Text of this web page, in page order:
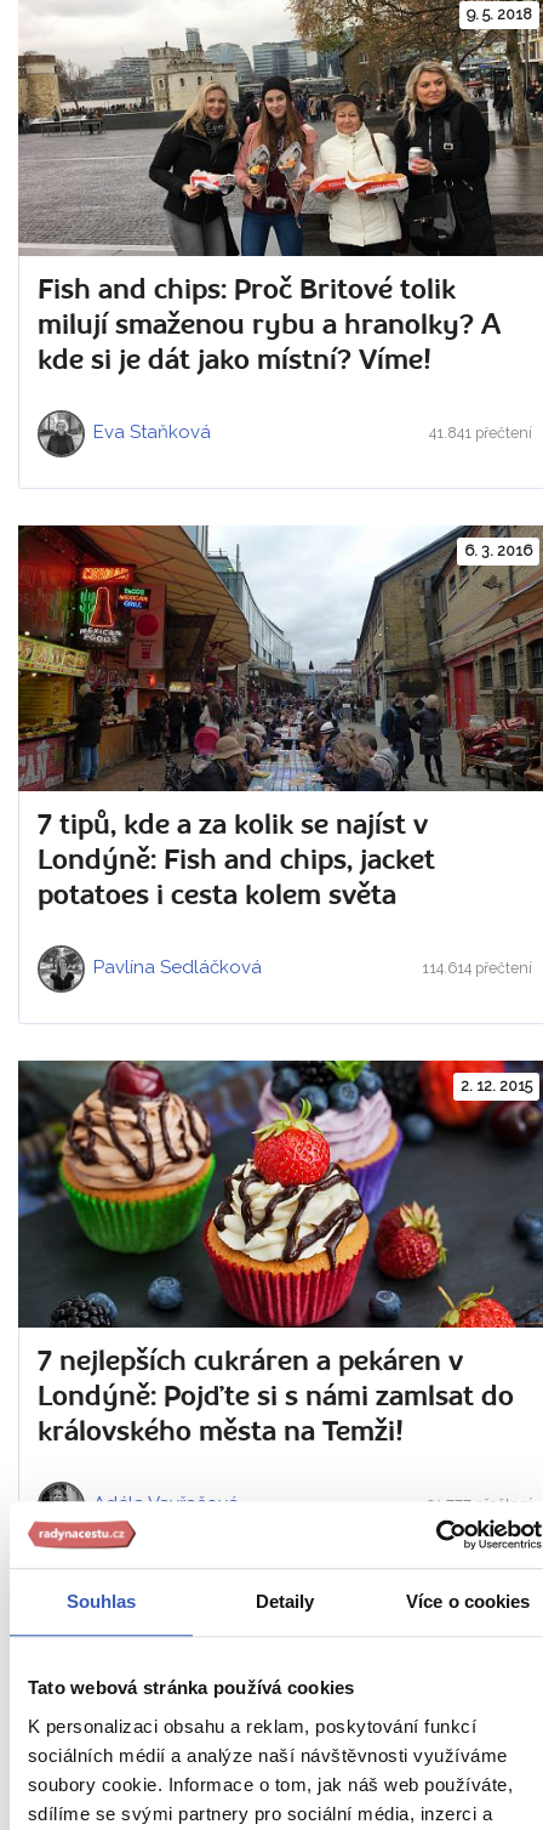
Souhlas Detaily Více o cookies
Tato webová stránka používá cookies
K personalizaci obsahu a reklam, poskytování funkcí
sociálních médií a analýze naší návštěvnosti využíváme
soubory cookie. Informace o tom, jak náš web používáte,
sdílíme se svými partnery pro sociální média, inzerci a
9. 5. 2018
Fish and chips: Proč Britové tolik
milují smaženou rybu a hranolky? A
kde si je dát jako místní? Víme!
Eva Staňková 41.841 přečtení
6. 3. 2016
7 tipů, kde a za kolik se najíst v
Londýně: Fish and chips, jacket
potatoes i cesta kolem světa
Pavlína Sedláčková 114.614 přečtení
2. 12. 2015
7 nejlepších cukráren a pekáren v
Londýně: Pojďte si s námi zamlsat do
královského města na Temži!
Adéla Vavřačová 21.777 přečtení